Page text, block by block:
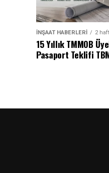
İNŞAAT HABERLERI 2
15 Yıllık TMMOB
Pasaport Teklifi